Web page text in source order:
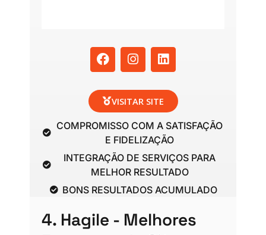
F
a
c
b
o
o
k
I
n
s
a
g
r
a
m
L
i
n
e
d
n
VISITAR SITE
COMPROMISSO COM A SATISFAÇÃO
E FIDELIZAÇÃO
INTEGRAÇÃO DE SERVIÇOS PARA
MELHOR RESULTADO
BONS RESULTADOS ACUMULADO
4. Hagile - Melhores